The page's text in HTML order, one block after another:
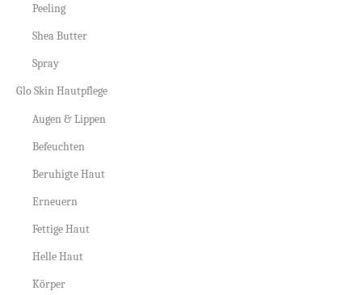
Peeling
Shea Butter
Spray
Glo Skin Hautpflege
Augen & Lippen
Befeuchten
Beruhigte Haut
Erneuern
Fettige Haut
Helle Haut
Körper